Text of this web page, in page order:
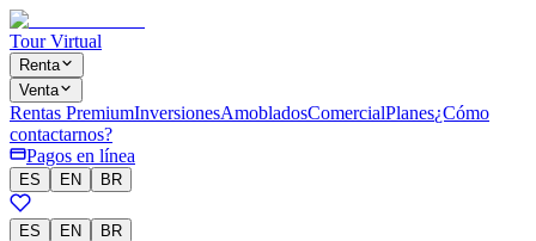
Tour Virtual
Renta
Venta
Rentas PremiumInversionesAmobladosComercialPlanes¿Cómo
contactarnos?
Pagos en línea
ES EN BR
ES EN BR